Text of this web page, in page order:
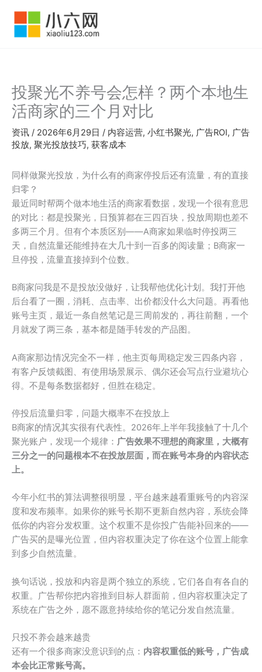
投聚光不养号会怎样？两个本地生
活商家的三个月对比
资讯 / 2026年6月29日 / 内容运营, 小红书聚光, 广告ROI, 广告
投放, 聚光投放技巧, 获客成本
同样做聚光投放，为什么有的商家停投后还有流量，有的直接
归零？
最近同时帮两个做本地生活的商家看数据，发现一个很有意思
的对比：都是投聚光，日预算都在三四百块，投放周期也差不
多两三个月。但有个本质区别——A商家如果临时停投两三
天，自然流量还能维持在大几十到一百多的阅读量；B商家一
旦停投，流量直接掉到个位数。
B商家问我是不是投放没做好，让我帮他优化计划。我打开他
后台看了一圈，消耗、点击率、出价都没什么大问题。再看他
账号主页，最近一条自然笔记是三周前发的，再往前翻，一个
月就发了两三条，基本都是随手转发的产品图。
A商家那边情况完全不一样，他主页每周稳定发三四条内容，
有客户反馈截图、有使用场景展示、偶尔还会写点行业避坑心
得。不是每条数据都好，但胜在稳定。
停投后流量归零，问题大概率不在投放上
B商家的情况其实很有代表性。2026年上半年我接触了十几个
聚光账户，发现一个规律： 广告效果不理想的商家里，大概有
三分之一的问题根本不在投放层面，而在账号本身的内容状态
上。
今年小红书的算法调整很明显，平台越来越看重账号的内容深
度和发布频率。如果你的账号长期不更新自然内容，系统会降
低你的内容分发权重。这个权重不是你投广告能补回来的——
广告买的是曝光位置，但内容权重决定了你在这个位置上能拿
到多少自然流量。
换句话说，投放和内容是两个独立的系统，它们各自有各自的
权重。广告帮你把内容推到目标人群面前，但内容权重决定了
系统在广告之外，愿不愿意持续给你的笔记分发自然流量。
只投不养会越来越贵
还有一个很多商家没意识到的点： 内容权重低的账号，广告成
本会比正常账号高。